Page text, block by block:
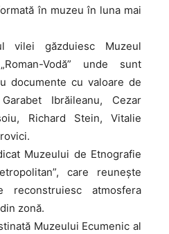
în muzeu în luna mai
vilei găzduiesc Muzeul
Vodă” unde sunt
documente cu valoare de
Ibrăileanu, Cezar
Richard Stein, Vitalie
Muzeului de Etnografie
care reuneşte
atmosfera
zonă.
Muzeului Ecumenic al